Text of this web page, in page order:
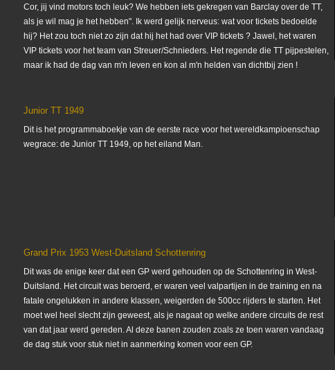
Cor, jij vind motors toch leuk? We hebben iets gekregen van Barclay over de TT,
als je wil mag je het hebben". Ik werd gelijk nerveus: wat voor tickets bedoelde
hij? Het zou toch niet zo zijn dat hij het had over VIP tickets ? Jawel, het waren
VIP tickets voor het team van Streuer/Schnieders. Het regende die TT pijpestelen,
maar ik had de dag van m'n leven en kon al m'n helden van dichtbij zien !
Junior TT 1949
Dit is het programmaboekje van de eerste race voor het wereldkampioenschap
wegrace: de Junior TT 1949, op het eiland Man.
Grand Prix 1953 West-Duitsland Schottenring
Dit was de enige keer dat een GP werd gehouden op de Schottenring in West-
Duitsland. Het circuit was beroerd, er waren veel valpartijen in de training en na
fatale ongelukken in andere klassen, weigerden de 500cc rijders te starten. Het
moet wel heel slecht zijn geweest, als je nagaat op welke andere circuits de rest
van dat jaar werd gereden. Al deze banen zouden zoals ze toen waren vandaag
de dag stuk voor stuk niet in aanmerking komen voor een GP.